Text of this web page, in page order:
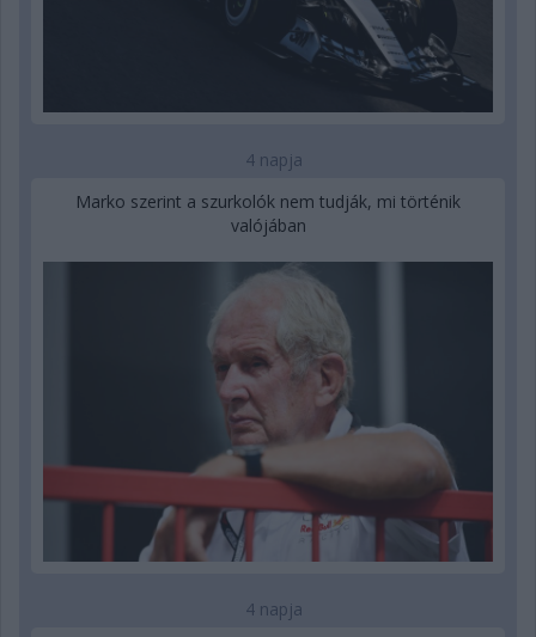
4 napja
Marko szerint a szurkolók nem tudják, mi történik
valójában
4 napja